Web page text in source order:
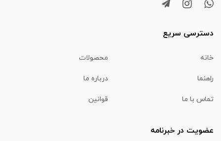
دسترسی سریع
خانه محصولات
راهنما درباره ما
تماس با ما قوانین
عضویت در خبرنامه